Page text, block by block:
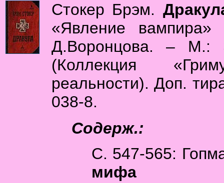
Стокер Брэм.
«Явление
Д.Воронцова. –
(Коллекция
реальности). Доп.
038-8.
Содерж.:
С. 547-565:
мифа